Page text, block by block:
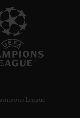
League